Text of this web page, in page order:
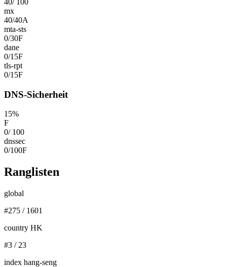
mx
40/40A
mta-sts
0/30F
dane
0/15F
tls-rpt
0/15F
DNS-Sicherheit
15%
F
0/ 100
dnssec
0/100F
Ranglisten
global
#275 / 1601
country HK
#3 / 23
index hang-seng